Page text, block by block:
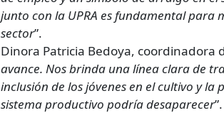
junto con la UPRA es fundamental para
sector”.
Dinora Patricia Bedoya, coordinadora
avance. Nos brinda una línea clara de
inclusión de los jóvenes en el cultivo y
sistema productivo podría desaparecer”.